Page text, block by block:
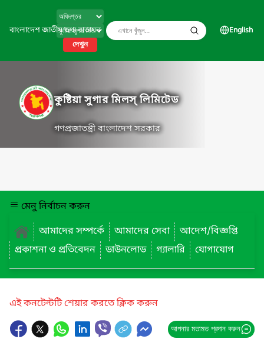
বাংলাদেশ জাতীয় তথ্য বাতায়ন
দেখুন
English
কুষ্টিয়া সুগার মিলস্ লিমিটেড
গণপ্রজাতন্ত্রী বাংলাদেশ সরকার
মেনু নির্বাচন করুন
আমাদের সম্পর্কে
আমাদের সেবা
আদেশ/বিজ্ঞপ্তি
প্রকাশনা ও প্রতিবেদন
ডাউনলোড গ্যালারি যোগাযোগ
এই কনটেন্টটি শেয়ার করতে ক্লিক করুন
আপনার মতামত প্রদান করুন